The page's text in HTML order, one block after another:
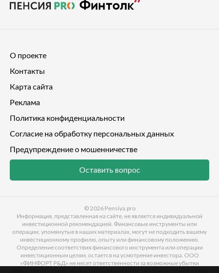
О проекте
Контакты
Карта сайта
Реклама
Политика конфиденциальности
Согласие на обработку персональных данных
Предупреждение о мошенничестве
Оставить вопрос
© 2026 Pensiya.pro
Информация, представленная на сайте, не является индивидуальной
инвестиционной рекомендацией. Финансовые инструменты или
операции, упомянутые в наших материалах, могут не подходить вашему
инвестиционному профилю, опыту или финансовому положению.
Определение соответствия финансового инструмента или операции
инвестиционным целям, остается на усмотрение инвестора. ООО
«ФИНФОРТ Р&Д» не несет ответственности за возможные убытки